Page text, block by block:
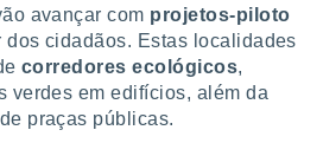
avançar com projetos-piloto
dos cidadãos. Estas localidades
corredores ecológicos,
verdes em edifícios, além da
praças públicas.